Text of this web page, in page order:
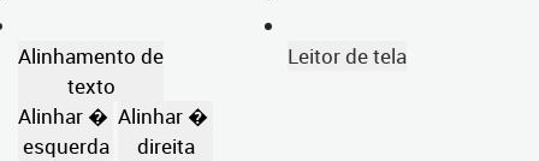
Alinhamento de
texto
Alinhar �
esquerda
Alinhar �
direita
Leitor de tela